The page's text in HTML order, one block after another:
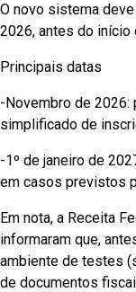
O novo sistema
2026, antes do início
Principais datas
-Novembro de 2026:
simplificado de
-1º de janeiro de
em casos previstos
Em nota, a Receita
informaram que,
ambiente de testes
de documentos